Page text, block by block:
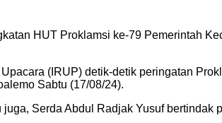
HUT Proklamsi ke-79 Pemerintah
(IRUP) detik-detik peringatan
Sabtu (17/08/24).
Serda Abdul Radjak Yusuf